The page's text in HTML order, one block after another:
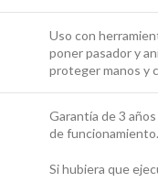
Uso con
poner pasador y
proteger manos y
Garantía de 3
de funcionamiento.
Si hubiera que